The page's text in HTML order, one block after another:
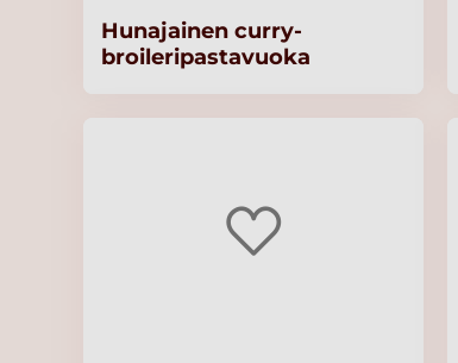
Hunajainen curry-
broileripastavuoka